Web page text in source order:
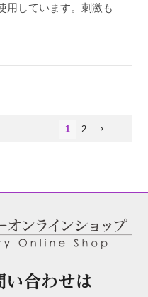
用しています。刺激も
1 2